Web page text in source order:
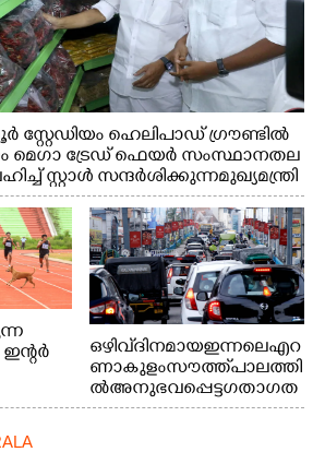
ഹെലിപാഡ് ഗ്രൗണ്ടിൽ
ട്രേഡ് ഫെയർ സംസ്ഥാനതല
സ്റ്റാൾ സന്ദർശിക്കുന്ന മുഖ്യമന്ത്രി
അനൂപ് ജേക്കബ് സമീപം
അണ്ടർ
200
ഒഴിവ് ദിനമായ ഇന്നലെ എറ
ണാകുളം സൗത്ത് പാലത്തി
ൽ അനുഭവപ്പെട്ട ഗതാഗത
ക്കുരുക്ക്